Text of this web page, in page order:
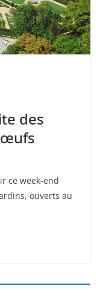
des
œufs
ce week-end
ouverts au